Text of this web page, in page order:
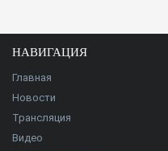
НАВИГАЦИЯ
Главная
Новости
Трансляция
Видео